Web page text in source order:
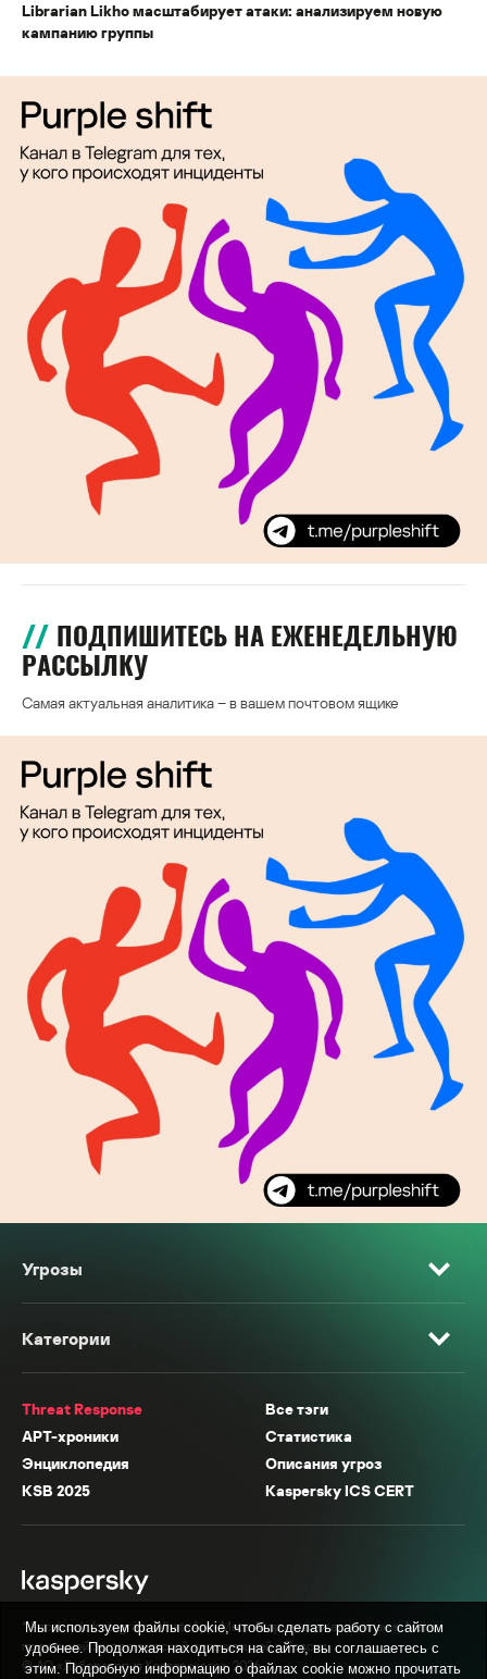
Librarian Likho масштабирует атаки: анализируем новую
кампанию группы
ПОДПИШИТЕСЬ НА ЕЖЕНЕДЕЛЬНУЮ
РАССЫЛКУ
Самая актуальная аналитика – в вашем почтовом ящике
Угрозы
Категории
Threat Response
Все тэги
APT-хроники
Статистика
Энциклопедия
Описания угроз
KSB 2025
Kaspersky ICS CERT
* Facebook, Instagram, WhatsApp, Meta AI принадлежат компании Meta,
признанной экстремистской организацией в России.
© АО «Лаборатория Касперского», 2026.
Мы используем файлы cookie, чтобы сделать работу с сайтом
удобнее. Продолжая находиться на сайте, вы соглашаетесь с
этим. Подробную информацию о файлах cookie можно прочитать